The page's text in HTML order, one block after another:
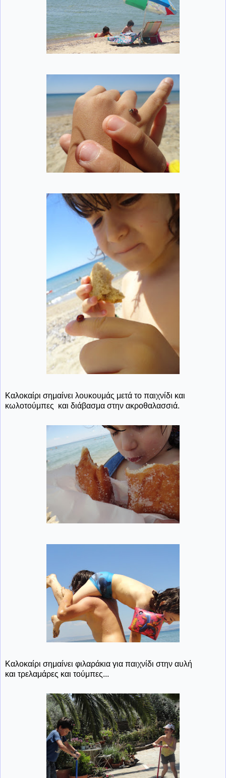
Καλοκαίρι σημαίνει λουκουμάς μετά το παιχνίδι και
κωλοτούμπες και διάβασμα στην ακροθαλασσιά.
Καλοκαίρι σημαίνει φιλαράκια για παιχνίδι στην αυλή
και τρελαμάρες και τούμπες...